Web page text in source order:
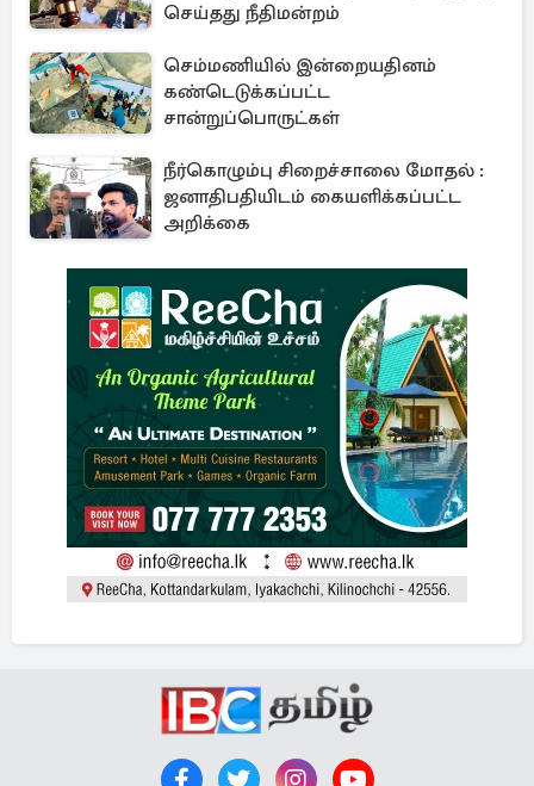
செய்தது நீதிமன்றம்
செம்மணியில் இன்றையதினம்
கண்டெடுக்கப்பட்ட
சான்றுப்பொருட்கள்
நீர்கொழும்பு சிறைச்சாலை மோதல் :
ஜனாதிபதியிடம் கையளிக்கப்பட்ட
அறிக்கை